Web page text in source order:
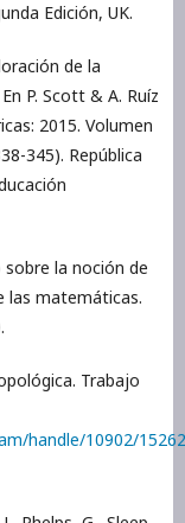
Edición, UK.
de la
P. Scott & A. Ruíz
2015. Volumen
345). República
sobre la noción de
las matemáticas.
Trabajo
handle/10902/